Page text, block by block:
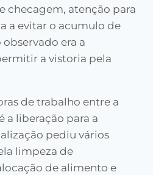
checagem, atenção para
a evitar o acumulo de
era a
a vistoria pela
de trabalho entre a
a liberação para a
pediu vários
limpeza de
de alimento e